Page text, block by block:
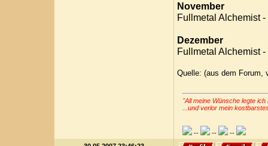
November
Fullmetal Alchemist
Dezember
Fullmetal Alchemist
Quelle: (aus dem Forum,
"All meine Wünsche legte
...und verlor mein
-- --
--